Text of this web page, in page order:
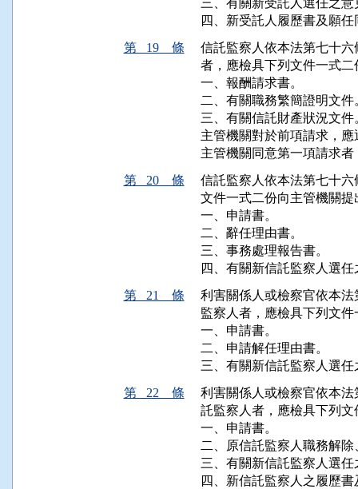
三、有關新受託人選任之意
四、新受託人履歷書及願任
第 19 條
信託監察人依本法第七十
者，應檢具下列文件一式
一、報酬請求書。
二、有關職務繁簡證明文件
三、有關信託財產狀況文件
主管機關對於前項請求，
主管機關同意第一項請求
第 20 條
信託監察人依本法第七十
文件一式二份向主管機關提
一、申請書。
二、辭任理由書。
三、事務處理報告書。
四、有關新信託監察人選任
第 21 條
利害關係人或檢察官依本
監察人者，應檢具下列文
一、申請書。
二、申請解任理由書。
三、有關新信託監察人選任
第 22 條
利害關係人或檢察官依本
託監察人者，應檢具下列
一、申請書。
二、原信託監察人職務解
三、有關新信託監察人選任
四、新信託監察人之履歷